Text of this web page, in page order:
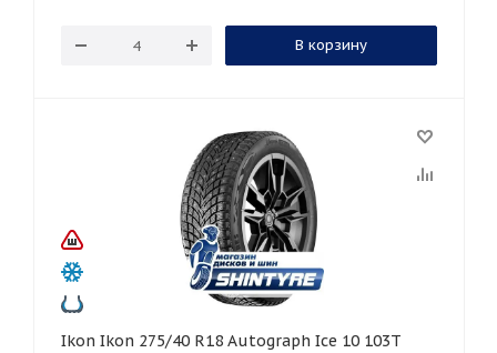
В корзину
Ikon Ikon 275/40 R18 Autograph Ice 10 103T